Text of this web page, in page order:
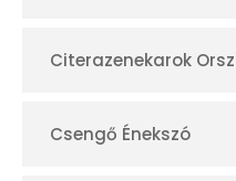
r
Citerazenekarok
Csengő Énekszó